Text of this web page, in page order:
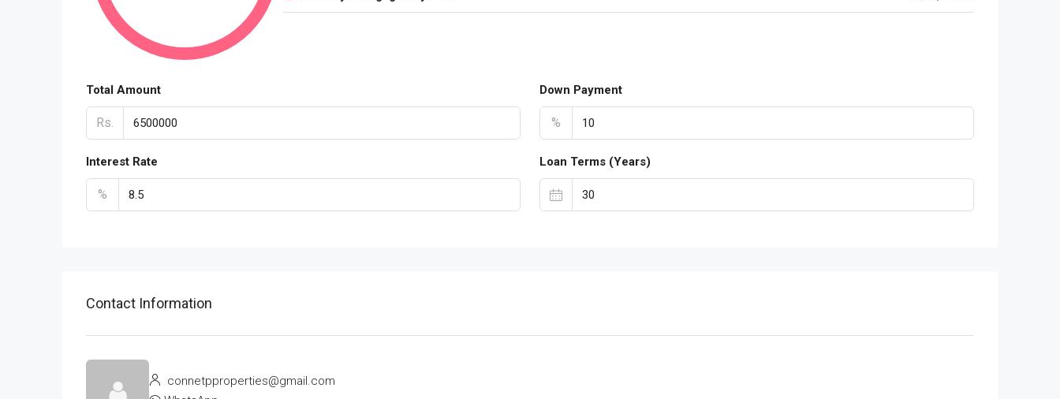
Total Amount
Rs.
Down Payment
%
Interest Rate
%
Loan Terms (Years)
Contact Information
connetpproperties@gmail.com